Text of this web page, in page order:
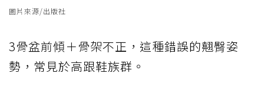
圖片來源/出版社
3骨盆前傾＋骨架不正，這種錯誤的翹臀姿
勢，常見於高跟鞋族群。